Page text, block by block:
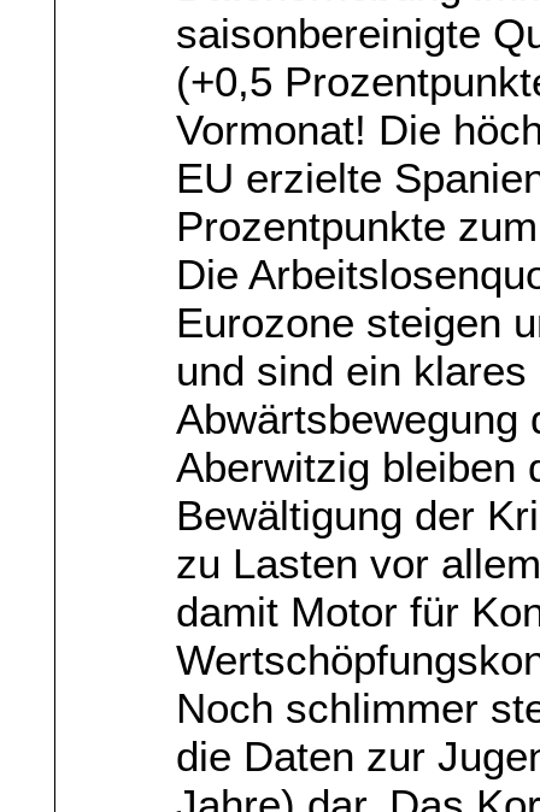
saisonbereinigte
(+0,5
Vormonat! Die
EU erzielte
Prozentpunkte
Die
Eurozone steigen
und sind ein
Abwärtsbewegung
Aberwitzig bleiben
Bewältigung der
zu Lasten vor
damit Motor für
Noch schlimmer
die Daten zur